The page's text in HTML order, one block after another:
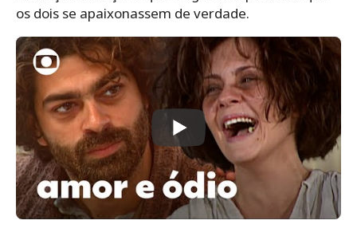
os dois se apaixonassem de verdade.